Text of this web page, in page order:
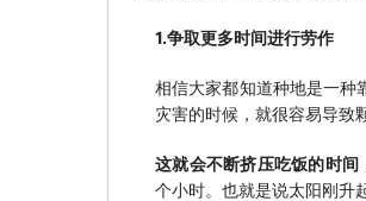
1.争取更多时间进行劳作
相信大家都知道种地是一种
灾害的时候，就很容易导致
这就会不断挤压吃饭的时间
个小时。也就是说太阳刚升